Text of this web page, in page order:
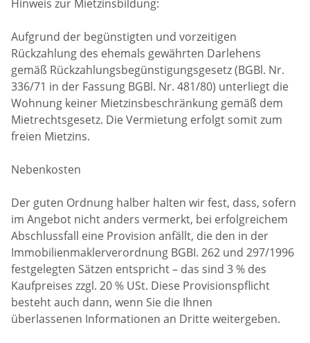
Hinweis zur Mietzinsbildung:
Aufgrund der begünstigten und vorzeitigen
Rückzahlung des ehemals gewährten Darlehens
gemäß Rückzahlungsbegünstigungsgesetz (BGBl. Nr.
336/71 in der Fassung BGBl. Nr. 481/80) unterliegt die
Wohnung keiner Mietzinsbeschränkung gemäß dem
Mietrechtsgesetz. Die Vermietung erfolgt somit zum
freien Mietzins.
Nebenkosten
Der guten Ordnung halber halten wir fest, dass, sofern
im Angebot nicht anders vermerkt, bei erfolgreichem
Abschlussfall eine Provision anfällt, die den in der
Immobilienmaklerverordnung BGBI. 262 und 297/1996
festgelegten Sätzen entspricht – das sind 3 % des
Kaufpreises zzgl. 20 % USt. Diese Provisionspflicht
besteht auch dann, wenn Sie die Ihnen
überlassenen Informationen an Dritte weitergeben.